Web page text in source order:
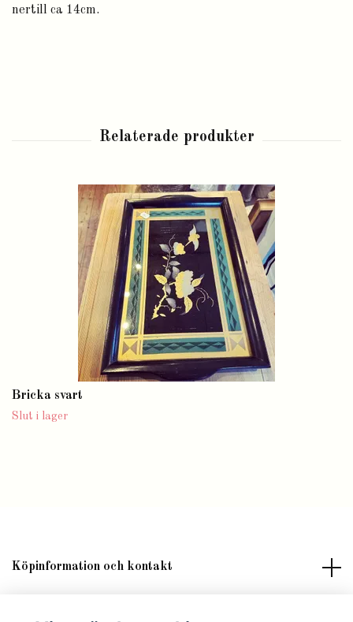
nertill ca 14cm.
Bricka svart
Slut i lager
Köpinformation och kontakt